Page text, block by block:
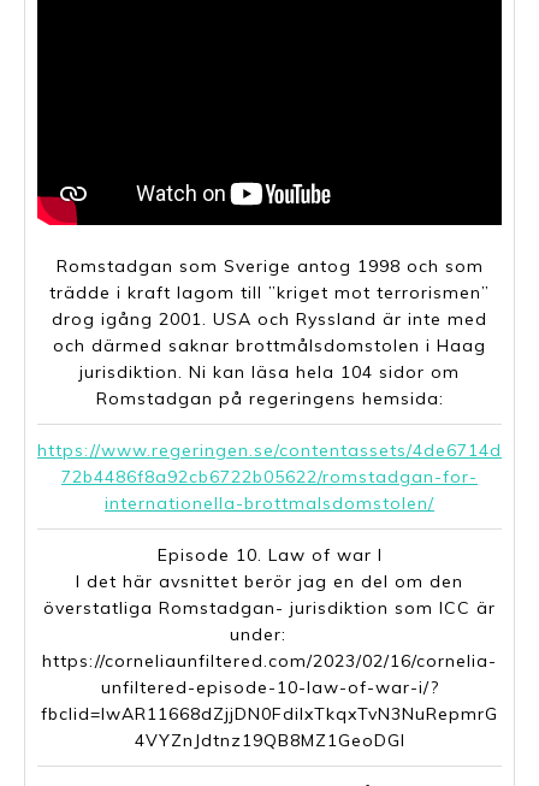
Romstadgan som Sverige antog 1998 och som
trädde i kraft lagom till ”kriget mot terrorismen”
drog igång 2001. USA och Ryssland är inte med
och därmed saknar brottmålsdomstolen i Haag
jurisdiktion. Ni kan läsa hela 104 sidor om
Romstadgan på regeringens hemsida:
https://www.regeringen.se/contentassets/4de6714d
72b4486f8a92cb6722b05622/romstadgan-for-
internationella-brottmalsdomstolen/
Episode 10. Law of war I
I det här avsnittet berör jag en del om den
överstatliga Romstadgan- jurisdiktion som ICC är
under:
https://corneliaunfiltered.com/2023/02/16/cornelia-
unfiltered-episode-10-law-of-war-i/?
fbclid=IwAR11668dZjjDN0FdilxTkqxTvN3NuRepmrG
4VYZnJdtnz19QB8MZ1GeoDGI